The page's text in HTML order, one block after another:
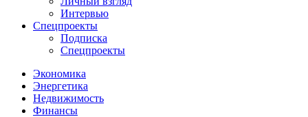
Интервью
Спецпроекты
Подписка
Спецпроекты
Экономика
Энергетика
Недвижимость
Финансы